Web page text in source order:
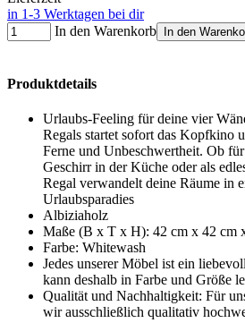
in 1-3 Werktagen bei dir
In den Warenkorb
In den
Produktdetails
Urlaubs-Feeling für deine vier
Regals startet sofort das Kopfkino
Ferne und Unbeschwertheit. Ob
Geschirr in der Küche oder als
Regal verwandelt deine Räume in
Urlaubsparadies
Albiziaholz
Maße (B x T x H): 42 cm x 42 cm
Farbe: Whitewash
Jedes unserer Möbel ist ein
kann deshalb in Farbe und Größe
Qualität und Nachhaltigkeit: Für
wir ausschließlich qualitativ